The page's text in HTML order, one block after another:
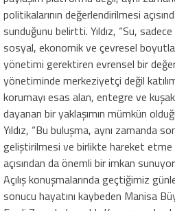
politikalarının değerlendirilmesi
sunduğunu belirtti. Yıldız, “Su,
sosyal, ekonomik ve çevresel
yönetimi gerektiren evrensel bir
yönetiminde merkeziyetçi değil
korumayı esas alan, entegre ve
dayanan bir yaklaşımın mümkün
Yıldız, “Bu buluşma, aynı zamanda
geliştirilmesi ve birlikte hareket
açısından da önemli bir imkan
Açılış konuşmalarında geçtiğimiz
sonucu hayatını kaybeden Manisa